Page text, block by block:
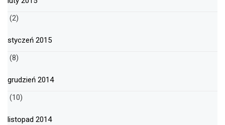
(2)
styczeń 2015
(8)
grudzień 2014
(10)
listopad 2014